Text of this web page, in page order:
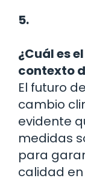
5.
¿Cuál es
contexto
El futuro
cambio
evidente
medidas
para
calidad